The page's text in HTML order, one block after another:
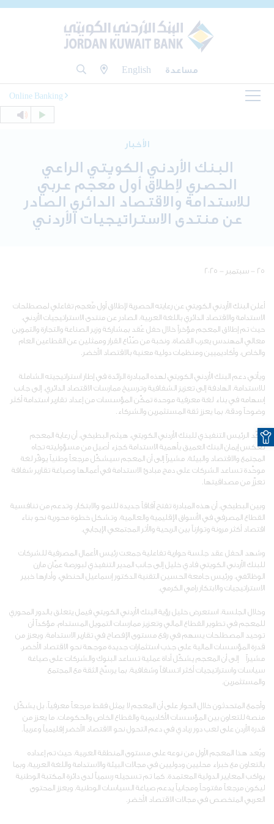
مساعدة English
Online Banking
الأخبار
البنك الأردني الكويتي الراعي
الحصري لإطلاق أول مُعجم عربي
للاستدامة والاقتصاد الدائري الصادر
عن منتدى الاستراتيجيات الأردني
٢٥ - سبتمبر - ٢٠٢٥
أعلن البنك الأردني الكويتي عن رعايته الحصرية لإطلاق أول مٌعجم تفاعلي لمصطلحات
الاستدامة والاقتصاد الدائري باللغة العربية، الصادر عن منتدى الاستراتيجيات الأردني،
حيث تم إطلاق المعجم مؤخراً خلال حفل عُقد بمشاركة وزير الصناعة والتجارة والتموين
معالي المهندس يعرب القضاة، ونخبة من صُنّاع القرار وممثلين عن القطاعين العام
والخاص، وأكاديميين ومنظمات دولية معنية بالاقتصاد الأخضر.
ويأتي دعم البنك الأردني الكويتي لهذه المبادرة الرائدة في إطار استراتيجيته الشاملة
للاستدامة، الهادفة إلى تعزيز الشفافية وترسيخ ممارسات الاقتصاد الدائري، إلى جانب
إسهامه في بناء لغة معرفية موحدة تمكّن المؤسسات من إعداد تقارير استدامة أكثر
وضوحاً ودقة، بما يعزز ثقة المستثمرين والشركاء.
وأكّد الرئيس التنفيذي للبنك الأردني الكويتي، هيثم البطيخي، أن رعاية المعجم
تعكس إيمان البنك العميق بأهمية الاستدامة كجزء أصيل من مسؤوليته تجاه
المجتمع والاقتصاد والبيئة، مشيراً إلى أن المعجم سيشكّل مرجعاً وطنياً يوفّر لغة
موحّدة تساعد الشركات على دمج مبادئ الاستدامة في أعمالها وصياغة تقارير شفافة
تعزّز من مصداقيتها.
وبين البطيخي، أن هذه المبادرة تفتح آفاقاً جديدة للنمو والابتكار، وتدعم من تنافسية
القطاع المصرفي في الأسواق الإقليمية والعالمية، وتشكل خطوة محورية نحو بناء
اقتصاد أكثر مرونة وتوازناً بين الربحية والأثر المجتمعي الإيجابي.
وشهد الحفل عقد جلسة حوارية تفاعلية جمعت رئيس الأعمال المصرفية للشركات
للبنك الأردني الكويتي فادي خليل إلى جانب المدير التنفيذي لبورصة عمّان مازن
الوظائفي، ورئيس جامعة الحسين التقنية الدكتور إسماعيل الحنطي، وأدارها خبير
الاستراتيجيات والابتكار رامي الكرمي.
وخلال الجلسة، استعرض خليل رؤية البنك الأردني الكويتي فيمل يتعلق بالدور المحوري
للمعجم في تطوير القطاع المالي وتعزيز ممارسات التمويل المستدام، مؤكداً أن
توحيد المصطلحات يسهم في رفع مستوى الإفصاح في تقارير الاستدامة، ويعزز من
قدرة المؤسسات المالية على جذب استثمارات جديدة موجهة نحو الاقتصاد الأخضر،
مشيراً إلى أن المعجم يشكّل أداة عملية تساعد البنوك والشركات على صياغة
سياسات واستراتيجيات أكثر اتساقاً وشفافية، بما يرسّخ الثقة مع المجتمع
والمستثمرين.
وأجمع المتحدثون خلال الحوار على أن المعجم لا يمثل فقط مرجعاً معرفياً، بل يشكّل
منصة للتعاون بين المؤسسات الأكاديمية والقطاع الخاص والحكومات، ما يعزز من
قدرة الأردن على لعب دور ريادي في دعم التحول نحو الاقتصاد الأخضر إقليمياً وعربياً.
ويُعد هذا المعجم الأول من نوعه على مستوى المنطقة العربية، حيث تم إعداده
بالتعاون مع خبراء محليين ودوليين في مجالات البيئة والاستدامة واللغة العربية، وبما
يواكب المعايير الدولية المعتمدة. كما تم تسجيله رسمياً لدى دائرة المكتبة الوطنية
ليكون مرجعاً مفتوحاً ومجانياً يدعم صياغة السياسات الوطنية، ويعزز المحتوى
العربي المتخصص في مجالات الاقتصاد الأخضر.